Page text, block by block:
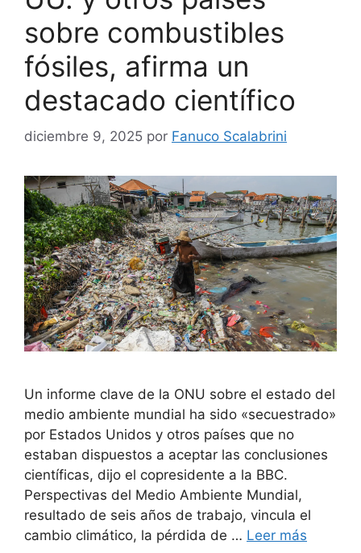
sobre combustibles
fósiles, afirma un
destacado científico
diciembre 9, 2025 por Fanuco Scalabrini
Un informe clave de la ONU sobre el estado del
medio ambiente mundial ha sido «secuestrado»
por Estados Unidos y otros países que no
estaban dispuestos a aceptar las conclusiones
científicas, dijo el copresidente a la BBC.
Perspectivas del Medio Ambiente Mundial,
resultado de seis años de trabajo, vincula el
cambio climático, la pérdida de … Leer más